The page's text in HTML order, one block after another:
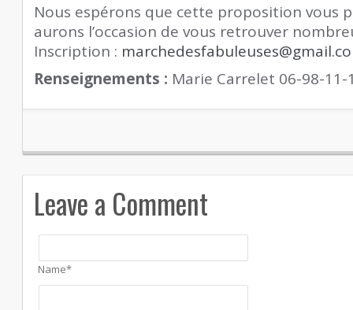
Nous espérons que cette proposition vous
aurons l’occasion de vous retrouver
Inscription :
Renseignements : Marie Carrelet 06-98-
Leave a Comment
Name*